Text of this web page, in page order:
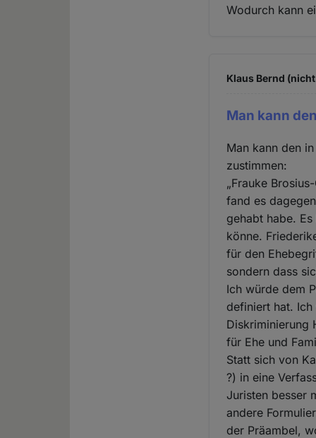
Wodurch kann
Klaus Bernd
Man kann
Man kann den
zustimmen:
„Frauke
fand es
gehabt habe.
könne.
für den
sondern dass
Ich würde dem
definiert hat.
Diskriminierung
für Ehe und
Statt sich von
?) in eine
Juristen besser
andere
der Präambel,